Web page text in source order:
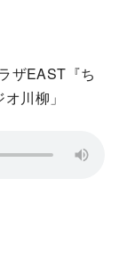
ザEAST『ち
川柳」